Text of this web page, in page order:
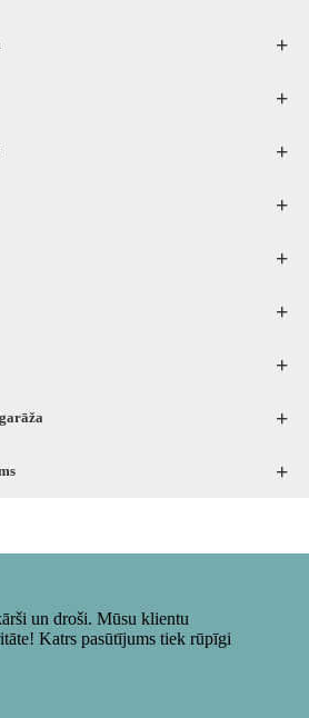
+
+
+
+
+
+
+
+
+
un droši. Mūsu klientu
Katrs pasūtījums tiek rūpīgi